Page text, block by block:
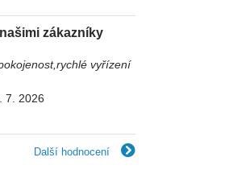
zákazníky
vyřízení
7. 2026
Další hodnocení